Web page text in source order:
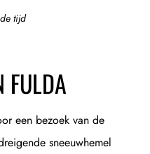
tijd
FULDA
een bezoek van de
sneeuwhemel